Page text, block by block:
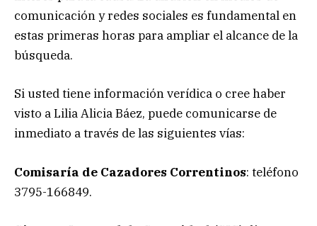
comunicación y redes sociales es fundamental en
estas primeras horas para ampliar el alcance de la
búsqueda.
Si usted tiene información verídica o cree haber
visto a Lilia Alicia Báez, puede comunicarse de
inmediato a través de las siguientes vías:
Comisaría de Cazadores Correntinos: teléfono
3795-166849.